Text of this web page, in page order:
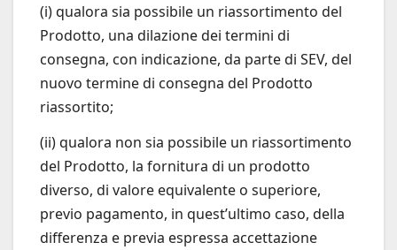
(i) qualora sia possibile un riassortimento del
Prodotto, una dilazione dei termini di
consegna, con indicazione, da parte di SEV, del
nuovo termine di consegna del Prodotto
riassortito;
(ii) qualora non sia possibile un riassortimento
del Prodotto, la fornitura di un prodotto
diverso, di valore equivalente o superiore,
previo pagamento, in quest’ultimo caso, della
differenza e previa espressa accettazione